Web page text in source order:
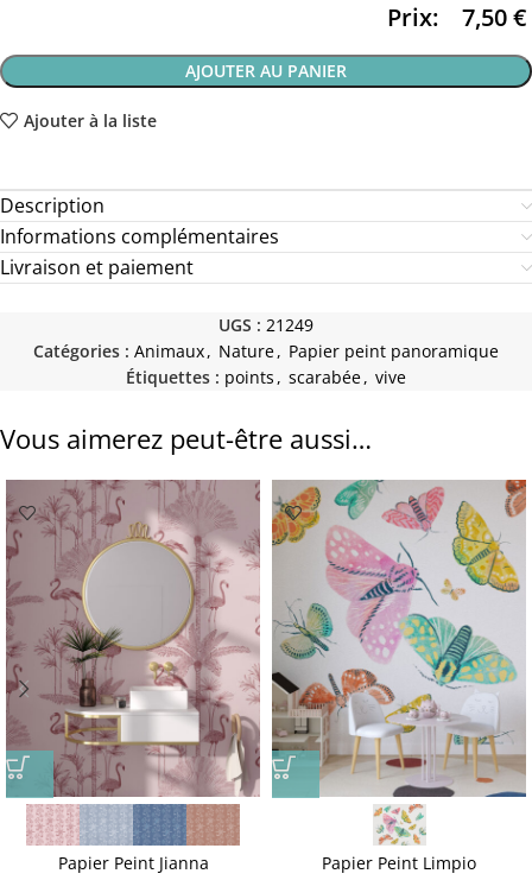
Prix: 7,50€
AJOUTER AU PANIER
Ajouter à la liste
Description
Informations complémentaires
Livraison et paiement
UGS : 21249
Catégories : Animaux, Nature, Papier peint panoramique
Étiquettes : points , scarabée, vive
Vous aimerez peut-être aussi…
Papier Peint Jianna Papier Peint Limpio